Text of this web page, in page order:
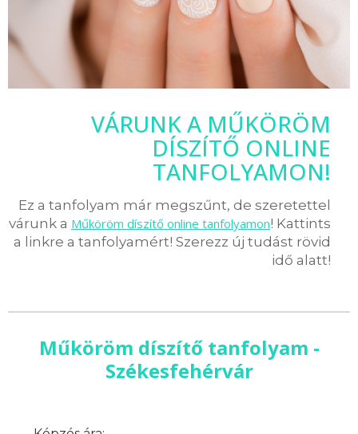
VÁRUNK A MŰKÖRÖM
DÍSZÍTŐ ONLINE
TANFOLYAMON!
Ez a tanfolyam már megszűnt, de szeretettel
várunk a Műköröm díszítő online tanfolyamon! Kattints
a linkre a tanfolyamért! Szerezz új tudást rövid
idő alatt!
Műköröm díszítő tanfolyam -
Székesfehérvár